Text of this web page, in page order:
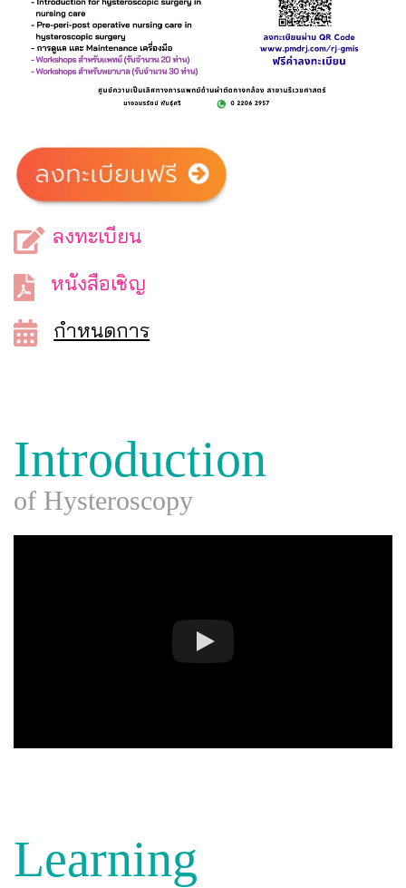
ลงทะเบียน
หนังสือเชิญ
กำหนดการ
Introduction
of Hysteroscopy
Learning